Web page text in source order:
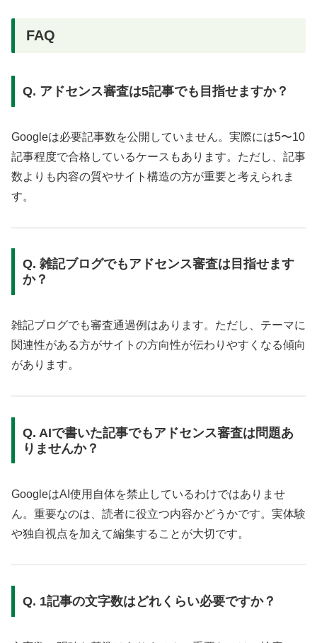
FAQ
Q. アドセンス審査は5記事でも目指せますか？
Googleは必要記事数を公開していません。実際には5〜10
記事程度で合格しているケースもあります。ただし、記事
数よりも内容の質やサイト構造の方が重要と考えられま
す。
Q. 雑記ブログでもアドセンス審査は目指せます
か？
雑記ブログでも審査通過例はあります。ただし、テーマに
関連性がある方がサイトの方向性が伝わりやすくなる傾向
があります。
Q. AIで書いた記事でもアドセンス審査は問題あ
りませんか？
GoogleはAI使用自体を禁止しているわけではありませ
ん。重要なのは、読者に役立つ内容かどうかです。実体験
や独自視点を加えて編集することが大切です。
Q. 1記事の文字数はどれくらい必要ですか？